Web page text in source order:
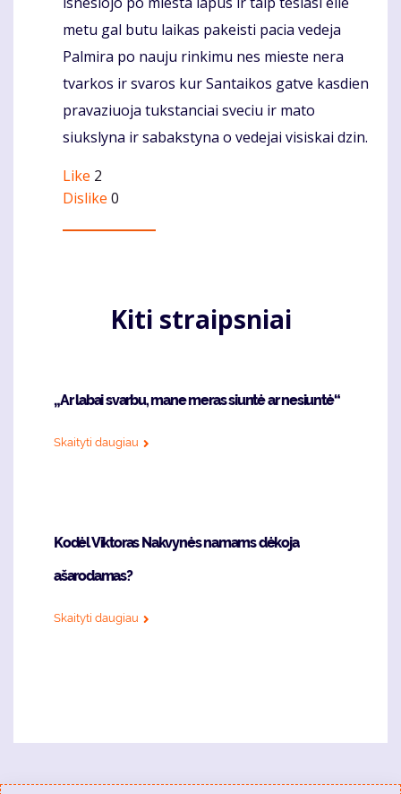
metu gal butu laikas pakeisti pacia vedeja
Palmira po nauju rinkimu nes mieste nera
tvarkos ir svaros kur Santaikos gatve kasdien
pravaziuoja tukstanciai sveciu ir mato
siukslyna ir sabakstyna o vedejai visiskai dzin.
Like 2
Dislike 0
Kiti straipsniai
„Ar labai svarbu, mane meras siuntė ar nesiuntė“
Skaityti daugiau
Kodėl Viktoras Nakvynės namams dėkoja
ašarodamas?
Skaityti daugiau